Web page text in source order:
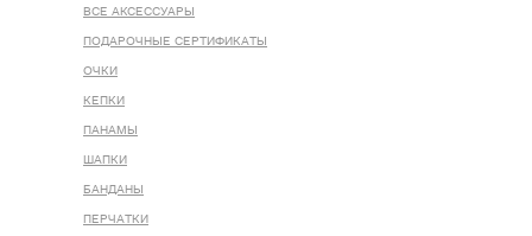
ВСЕ AКСЕССУАРЫ
ПОДАРОЧНЫЕ СЕРТИФИКАТЫ
ОЧКИ
КЕПКИ
ПАНАМЫ
ШАПКИ
БАНДАНЫ
ПЕРЧАТКИ